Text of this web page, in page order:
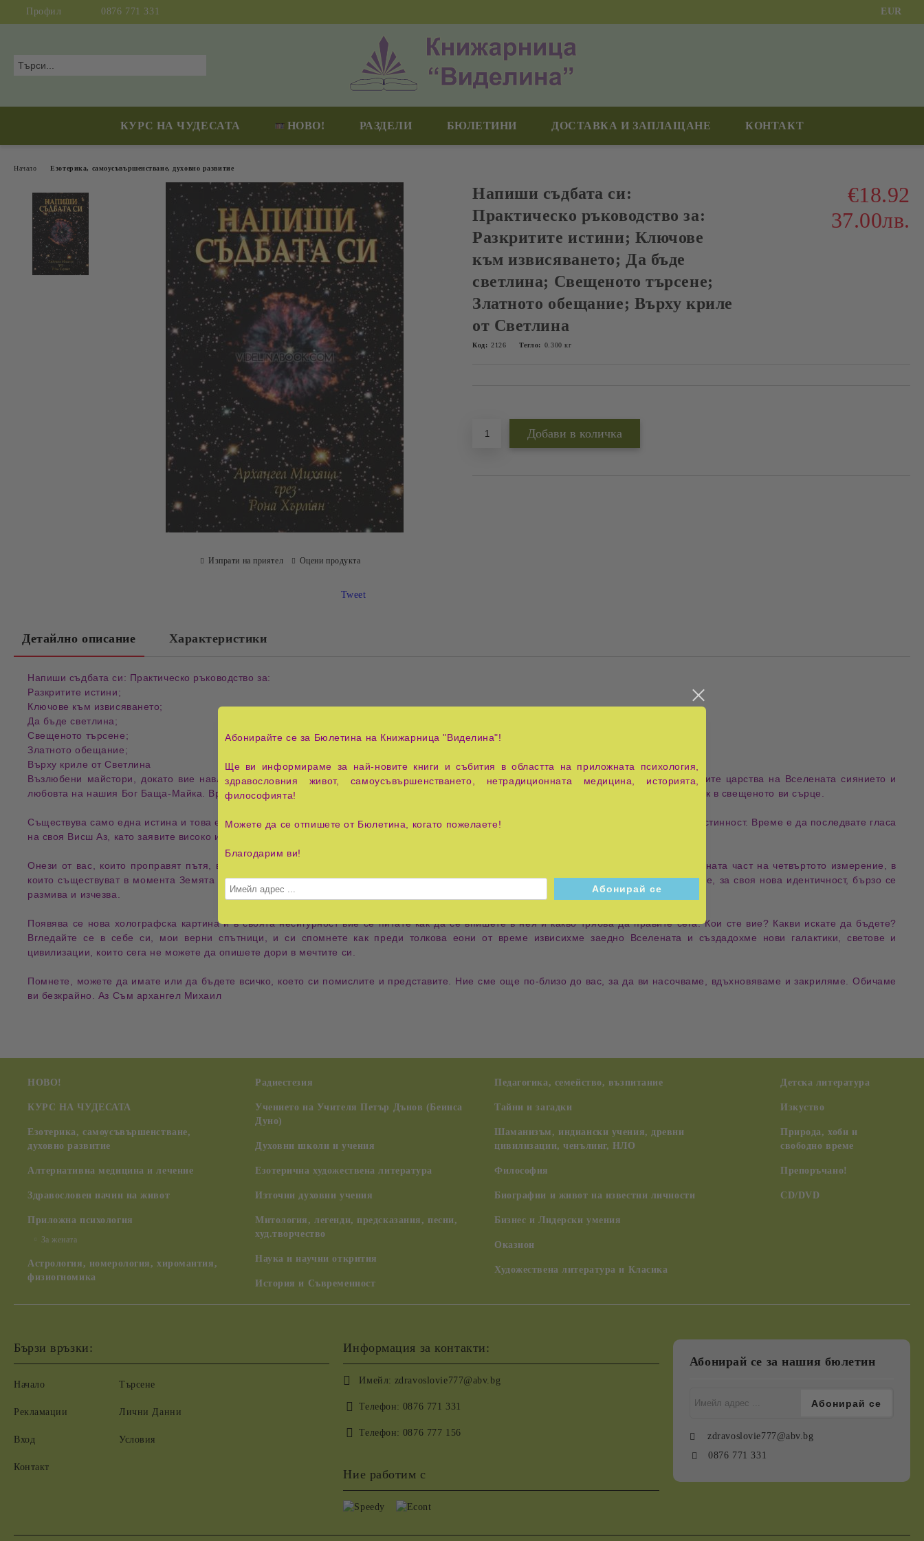
Профил 0876 771 331 EUR
КУРС НА ЧУДЕСАТА НОВО! РАЗДЕЛИ БЮЛЕТИНИ ДОСТАВКА И ЗАПЛАЩАНЕ КОНТАКТ
Начало Езотерика, самоусъвършенстване, духовно развитие
Напиши съдбата си:
Практическо ръководство за:
Разкритите истини; Ключове
към извисяването; Да бъде
светлина; Свещеното търсене;
Златното обещание; Върху криле
от Светлина
€18.92
37.00лв.
Код: 2126 Тегло: 0.300 кг
Изпрати на приятел Оцени продукта
Tweet
Детайлно описание Характеристики
Напиши съдбата си: Практическо ръководство за:
Разкритите истини;
Ключове към извисяването;
Да бъде светлина;
Свещеното търсене;
Златното обещание;
Върху криле от Светлина
Възлюбени майстори, докато вие навлизате все по-дълбоко и все по-пълно в духовната си зрелост, ние изливаме върху вас от висшите царства на Вселената сиянието и
любовта на нашия Бог Баща-Майка. Време е да определите по кой път на просветлението ще вървите, кой от тях намира истински отклик в свещеното ви сърце.
Съществува само една истина и това е вечната истина на Създателя, но тя е разделена на много енергии, мисловни форми и нива на истинност. Време е да последвате гласа
на своя Висш Аз, като заявите високо истината, която отеква ясно във вас, и после да се придържате неотклонно към нея.
Онези от вас, които проправят пътя, воините на Светлината, са се издигнали високо над честотите на горната част на третото и средната част на четвъртото измерение, в
които съществуват в момента Земята и хората. Всичко, което приемахте за своя истина, за свой нов начин на действие и съществуване, за своя нова идентичност, бързо се
размива и изчезва.
Появява се нова холографска картина и в своята несигурност вие се питате как да се впишете в нея и какво трябва да правите сега. Кои сте вие? Какви искате да бъдете?
Вгледайте се в себе си, мои верни спътници, и си спомнете как преди толкова еони от време извисихме заедно Вселената и създадохме нови галактики, светове и
цивилизации, които сега не можете да опишете дори в мечтите си.
Помнете, можете да имате или да бъдете всичко, което си помислите и представите. Ние сме още по-близо до вас, за да ви насочваме, вдъхновяваме и закриляме. Обичаме
ви безкрайно. Аз Съм архангел Михаил
НОВО!
КУРС НА ЧУДЕСАТА
Езотерика, самоусъвършенстване,
духовно развитие
Алтернативна медицина и лечение
Здравословен начин на живот
Приложна психология
За жената
Астрология, номерология, хиромантия,
физиогномика
Радиестезия
Учението на Учителя Петър Дънов (Беинса
Дуно)
Духовни школи и учения
Езотерична художествена литература
Източни духовни учения
Митология, легенди, предсказания, песни,
худ.творчество
Наука и научни открития
История и Съвременност
Педагогика, семейство, възпитание
Тайни и загадки
Шаманизъм, индиански учения, древни
цивилизации, ченълинг, НЛО
Философия
Биографии и живот на известни личности
Бизнес и Лидерски умения
Оказион
Художествена литература и Класика
Детска литература
Изкуство
Природа, хоби и
свободно време
Препоръчано!
CD/DVD
Бързи връзки:
Начало
Рекламации
Вход
Контакт
Търсене
Лични Данни
Условия
Информация за контакти:
Имейл: zdravoslovie777@abv.bg
Телефон: 0876 771 331
Телефон: 0876 777 156
Ние работим с
Абонирай се за нашия бюлетин
zdravoslovie777@abv.bg
0876 771 331
Абонирайте се за Бюлетина на Книжарница "Виделина"!
Ще ви информираме за най-новите книги и събития в областта на приложната психология,
здравословния живот, самоусъвършенстването, нетрадиционната медицина, историята,
философията!
Можете да се отпишете от Бюлетина, когато пожелаете!
Благодарим ви!